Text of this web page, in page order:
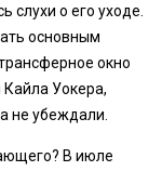
о его уходе.
основным
окно
Уокера,
не убеждали.
В июле